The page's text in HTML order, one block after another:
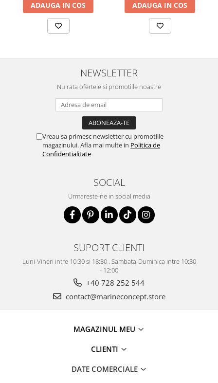
ADAUGA IN COS ADAUGA IN COS
NEWSLETTER
Nu rata ofertele si promotiile noastre
Vreau sa primesc newsletter cu promotiile
magazinului. Afla mai multe in Politica de
Confidentialitate
SOCIAL
Urmareste-ne in social media
SUPORT CLIENTI
Luni-Vineri intre 10:30 si 18:30 , Sambata-Duminica intre 10:30
- 12:00
+40 728 252 544
contact@marineconcept.store
MAGAZINUL MEU
CLIENTI
DATE COMERCIALE